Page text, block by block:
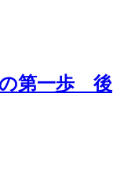
の第一歩 後